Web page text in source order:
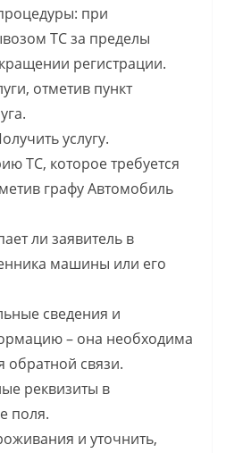
при
ТС за пределы
регистрации.
отметив пункт
услугу.
ТС, которое требуется
графу Автомобиль
ли заявитель в
машины или его
сведения и
– она необходима
обратной связи.
реквизиты в
поля.
и уточнить,